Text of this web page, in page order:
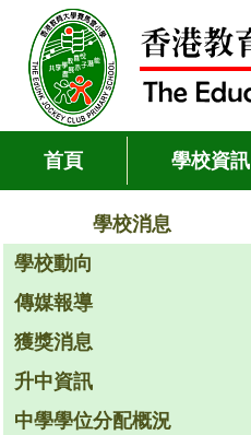
首頁 學校資訊
學校消息
學校動向
傳媒報導
獲獎消息
升中資訊
中學學位分配概況